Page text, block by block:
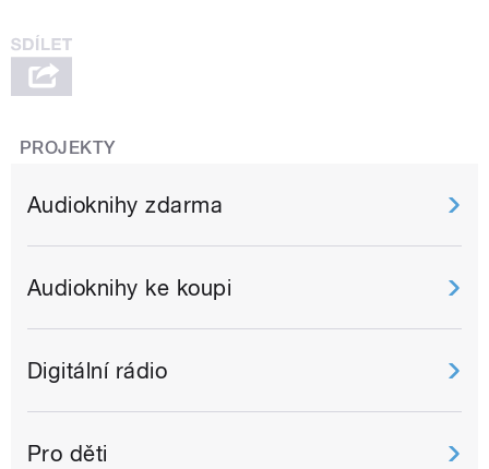
PROJEKTY
Audioknihy zdarma
Audioknihy ke koupi
Digitální rádio
Pro děti